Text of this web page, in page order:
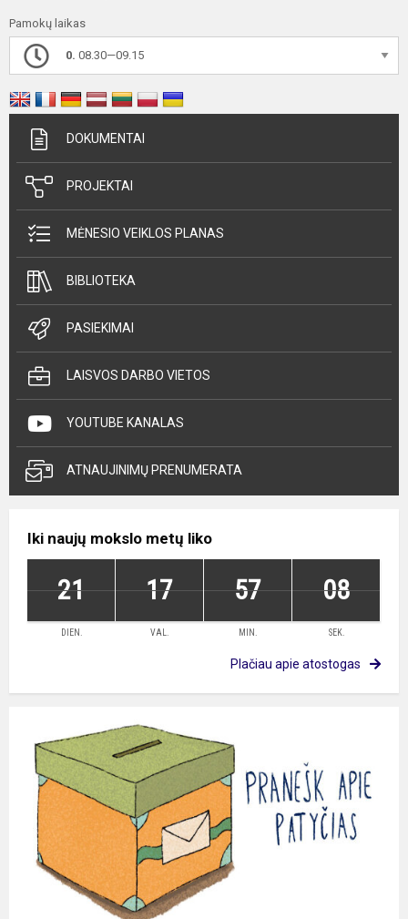
Pamokų laikas
0. 08.30—09.15
DOKUMENTAI
PROJEKTAI
MĖNESIO VEIKLOS PLANAS
BIBLIOTEKA
PASIEKIMAI
LAISVOS DARBO VIETOS
YOUTUBE KANALAS
ATNAUJINIMŲ PRENUMERATA
Iki naujų mokslo metų liko
21 17 57 08
DIEN. VAL. MIN. SEK.
Plačiau apie atostogas